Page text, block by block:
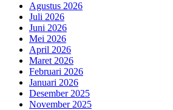
Agustus 2026
Juli 2026
Juni 2026
Mei 2026
April 2026
Maret 2026
Februari 2026
Januari 2026
Desember 2025
November 2025